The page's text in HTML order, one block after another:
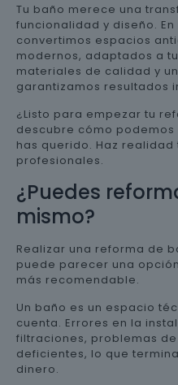
Tu baño merece una
funcionalidad y diseño.
convertimos espacios
modernos, adaptados a
materiales de calidad y
garantizamos resultados
¿Listo para empezar tu
descubre cómo
has querido. Haz
profesionales.
¿Puedes
mismo?
Realizar una reforma de
puede parecer una
más recomendable.
Un baño es un espacio
cuenta. Errores en la
filtraciones, problemas
deficientes, lo que
dinero.